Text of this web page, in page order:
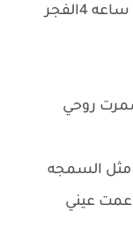
وطلعوني للمر الليل كله منمته مخنوكه ساعه 4الفجر
روحي
السمجه
عمت عيني